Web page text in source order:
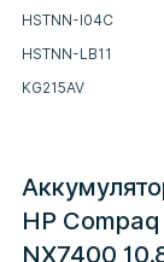
HSTNN-I04C
HSTNN-LB11
KG215AV
HP
NX7400